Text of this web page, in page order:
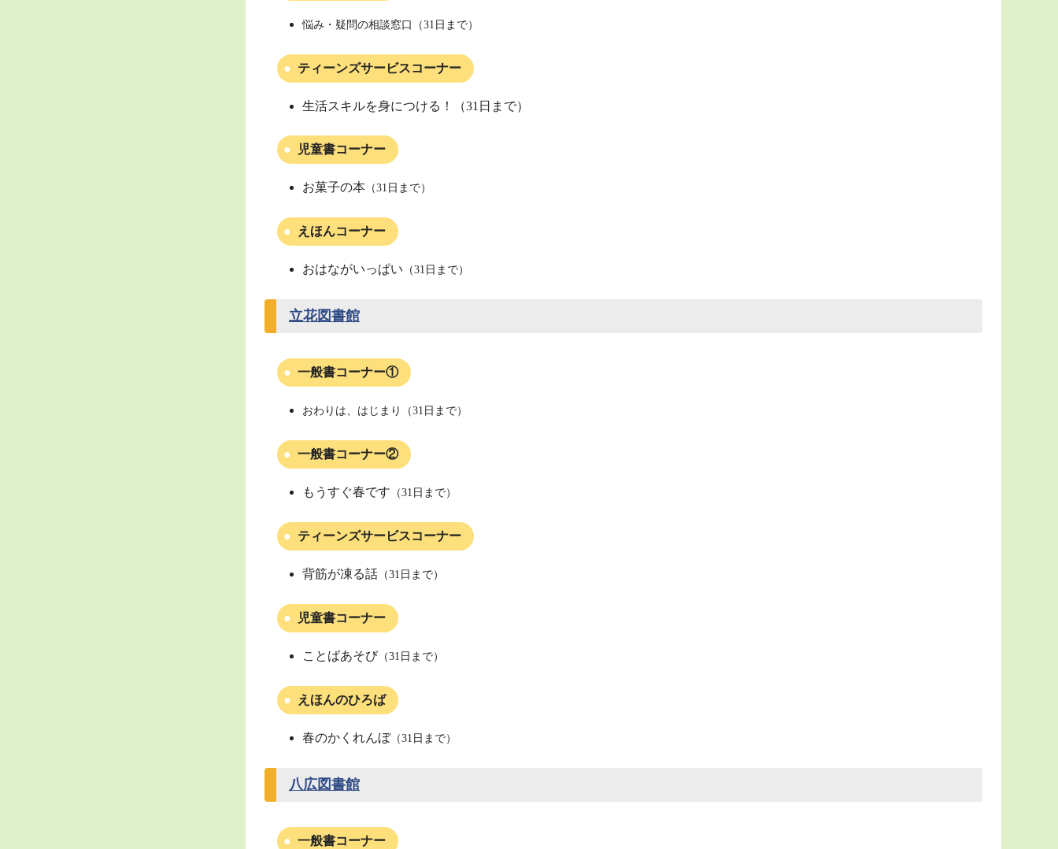
悩み・疑問の相談窓口（31日まで）
ティーンズサービスコーナー
生活スキルを身につける！（31日まで）
児童書コーナー
お菓子の本 （31日まで）
えほんコーナー
おはながいっぱい （31日まで）
立花図書館
一般書コーナー①
おわりは、はじまり（31日まで）
一般書コーナー②
もうすぐ春です （31日まで）
ティーンズサービスコーナー
背筋が凍る話 （31日まで）
児童書コーナー
ことばあそび （31日まで）
えほんのひろば
春のかくれんぼ（31日まで）
八広図書館
一般書コーナー